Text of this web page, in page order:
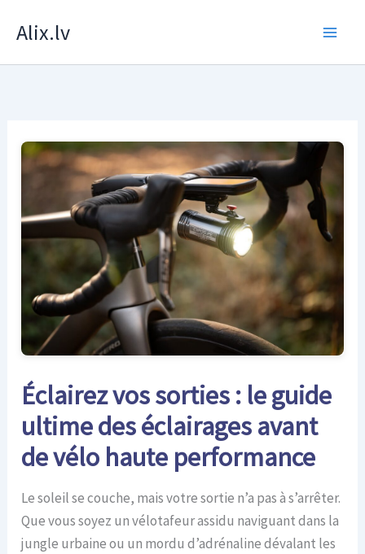
Alix.lv
Éclairez vos sorties : le guide
ultime des éclairages avant
de vélo haute performance
Le soleil se couche, mais votre sortie n’a pas à s’arrêter.
Que vous soyez un vélotafeur assidu naviguant dans la
jungle urbaine ou un mordu d’adrénaline dévalant les